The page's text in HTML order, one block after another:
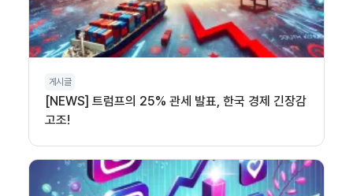
게시글
[NEWS] 트럼프의 25% 관세 발표, 한국 경제 긴장감
고조!